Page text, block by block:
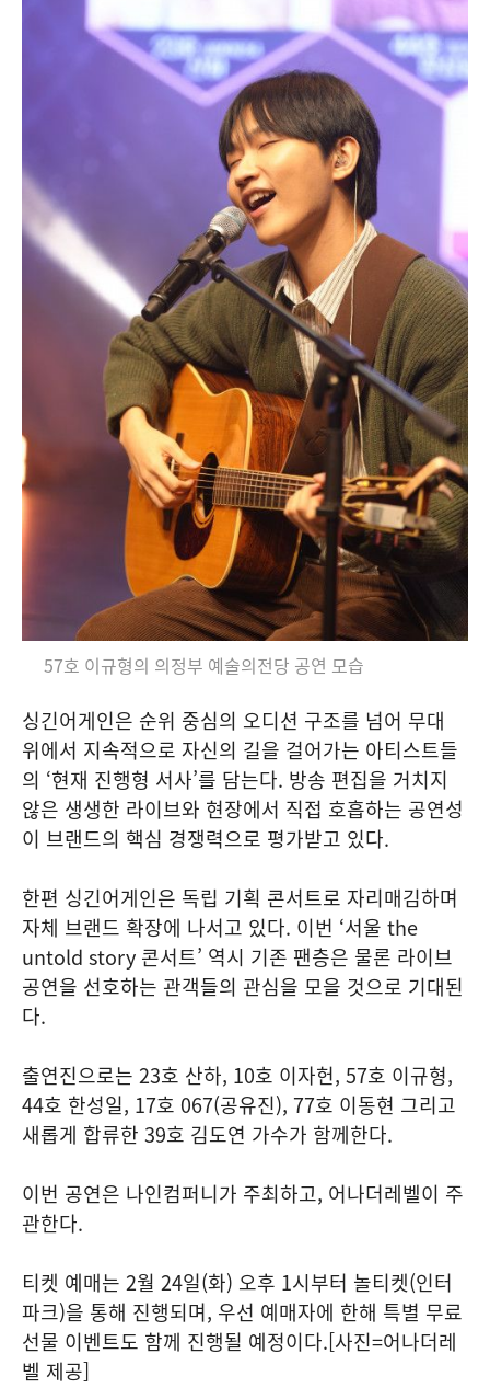
57호 이규형의 의정부 예술의전당 공연 모습
싱긴어게인은 순위 중심의 오디션 구조를 넘어 무대
위에서 지속적으로 자신의 길을 걸어가는 아티스트들
의 ‘현재 진행형 서사’를 담는다. 방송 편집을 거치지
않은 생생한 라이브와 현장에서 직접 호흡하는 공연성
이 브랜드의 핵심 경쟁력으로 평가받고 있다.
한편 싱긴어게인은 독립 기획 콘서트로 자리매김하며
자체 브랜드 확장에 나서고 있다. 이번 ‘서울 the
untold story 콘서트’ 역시 기존 팬층은 물론 라이브
공연을 선호하는 관객들의 관심을 모을 것으로 기대된
다.
출연진으로는 23호 산하, 10호 이자헌, 57호 이규형,
44호 한성일, 17호 067(공유진), 77호 이동현 그리고
새롭게 합류한 39호 김도연 가수가 함께한다.
이번 공연은 나인컴퍼니가 주최하고, 어나더레벨이 주
관한다.
티켓 예매는 2월 24일(화) 오후 1시부터 놀티켓(인터
파크)을 통해 진행되며, 우선 예매자에 한해 특별 무료
선물 이벤트도 함께 진행될 예정이다.[사진=어나더레
벨 제공]